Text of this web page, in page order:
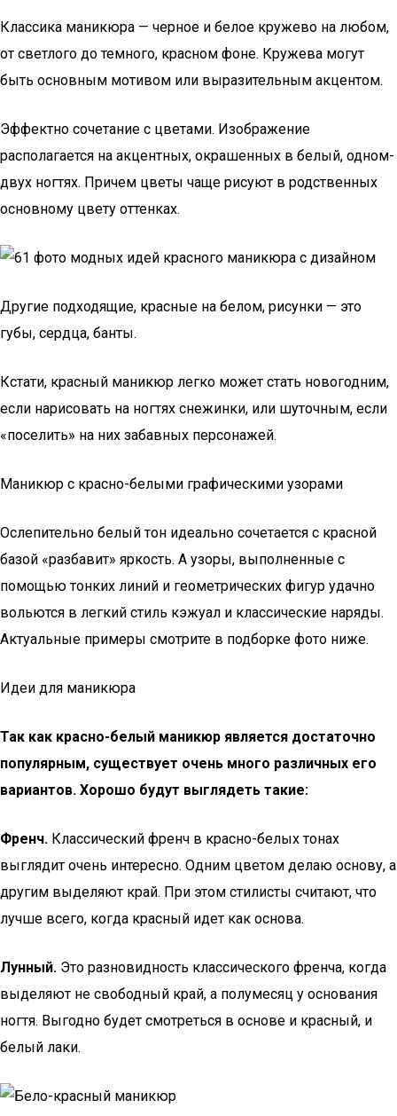
Классика маникюра — черное и белое кружево на любом,
от светлого до темного, красном фоне. Кружева могут
быть основным мотивом или выразительным акцентом.
Эффектно сочетание с цветами. Изображение
располагается на акцентных, окрашенных в белый, одном-
двух ногтях. Причем цветы чаще рисуют в родственных
основному цвету оттенках.
Другие подходящие, красные на белом, рисунки — это
губы, сердца, банты.
Кстати, красный маникюр легко может стать новогодним,
если нарисовать на ногтях снежинки, или шуточным, если
«поселить» на них забавных персонажей.
Маникюр с красно-белыми графическими узорами
Ослепительно белый тон идеально сочетается с красной
базой «разбавит» яркость. А узоры, выполненные с
помощью тонких линий и геометрических фигур удачно
вольются в легкий стиль кэжуал и классические наряды.
Актуальные примеры смотрите в подборке фото ниже.
Идеи для маникюра
Так как красно-белый маникюр является достаточно
популярным, существует очень много различных его
вариантов. Хорошо будут выглядеть такие:
Френч. Классический френч в красно-белых тонах
выглядит очень интересно. Одним цветом делаю основу, а
другим выделяют край. При этом стилисты считают, что
лучше всего, когда красный идет как основа.
Лунный. Это разновидность классического френча, когда
выделяют не свободный край, а полумесяц у основания
ногтя. Выгодно будет смотреться в основе и красный, и
белый лаки.